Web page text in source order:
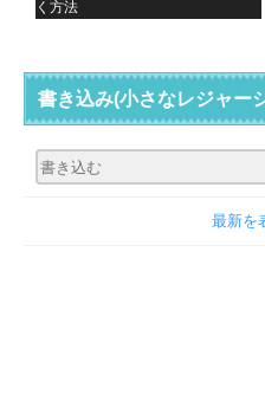
く方法
書き込み(小さなレジャー
最新を